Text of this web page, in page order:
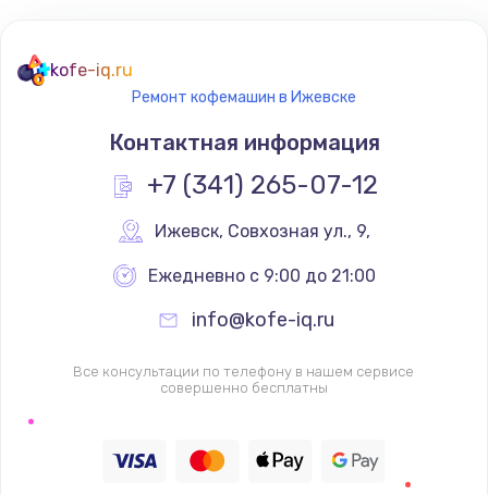
kofe-iq.ru
Ремонт кофемашин в Ижевске
Контактная информация
+7 (341) 265-07-12
Ижевск, Совхозная ул., 9,
Ежедневно с 9:00 до 21:00
info@kofe-iq.ru
Все консультации по телефону в нашем сервисе
совершенно бесплатны